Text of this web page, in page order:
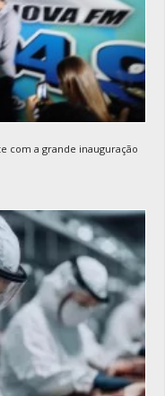
com a grande inauguração